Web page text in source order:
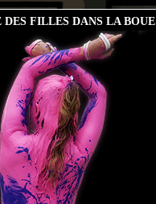
FILLES DANS LA BOUE